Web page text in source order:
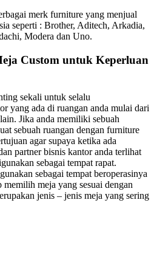
merk furniture yang menjual
seperti : Brother, Aditech, Arkadia,
Modera dan Uno.
Custom untuk Keperluan
sekali untuk selalu
yang ada di ruangan anda mulai dari
Jika anda memiliki sebuah
sebuah ruangan dengan furniture
agar supaya ketika ada
partner bisnis kantor anda terlihat
sebagai tempat rapat.
sebagai tempat beroperasinya
meja yang sesuai dengan
jenis – jenis meja yang sering